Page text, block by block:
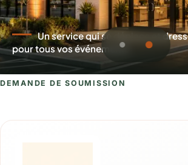
Un service qui se déplace et
pour tous vos événements
DEMANDE DE SOUMISSION